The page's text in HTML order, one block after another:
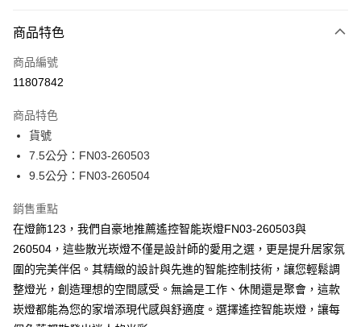
信用卡一次付款
LINE Pay
街口支付
悠遊付
全盈+PAY
AFTEE先享後付
相關說明
【關於「AFTEE先享後付」】
AFTEE先享後付是「在收到商品之後才付款」的支付方式。 讓您購物簡單
便利好安心！
商品特色
商品編號
11807842
商品特色
貨號
7.5公分：FN03-260503
9.5公分：FN03-260504
銷售重點
在燈飾123，我們自豪地推薦遙控智能崁燈FN03-260503與
260504，這些散光崁燈不僅是設計師的愛用之選，更是提升居家氛
圍的完美伴侶。其精緻的設計與先進的智能控制技術，讓您輕鬆調
整燈光，創造理想的空間感受。無論是工作、休閒還是聚會，這款
崁燈都能為您的家增添現代感與舒適度。選擇遙控智能崁燈，讓每